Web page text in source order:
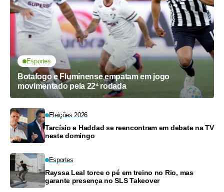
Esportes
Botafogo e Fluminense empatam em jogo
movimentado pela 22ª rodada
Eleições 2026
Tarcísio e Haddad se reencontram em debate na TV
neste domingo
Esportes
Rayssa Leal torce o pé em treino no Rio, mas
garante presença no SLS Takeover